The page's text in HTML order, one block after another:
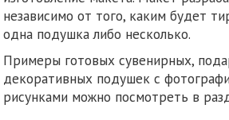
независимо от того, каким будет
одна подушка либо несколько.
Примеры готовых сувенирных,
декоративных подушек с
рисунками можно посмотреть в